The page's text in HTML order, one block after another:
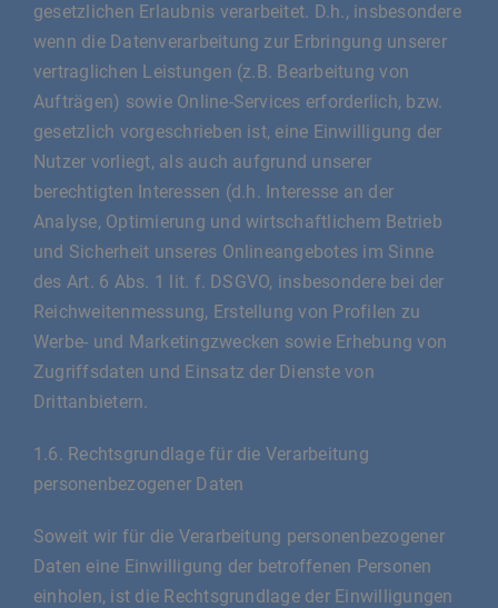
gesetzlichen Erlaubnis verarbeitet. D.h., insbesondere
wenn die Datenverarbeitung zur Erbringung unserer
vertraglichen Leistungen (z.B. Bearbeitung von
Aufträgen) sowie Online-Services erforderlich, bzw.
gesetzlich vorgeschrieben ist, eine Einwilligung der
Nutzer vorliegt, als auch aufgrund unserer
berechtigten Interessen (d.h. Interesse an der
Analyse, Optimierung und wirtschaftlichem Betrieb
und Sicherheit unseres Onlineangebotes im Sinne
des Art. 6 Abs. 1 lit. f. DSGVO, insbesondere bei der
Reichweitenmessung, Erstellung von Profilen zu
Werbe- und Marketingzwecken sowie Erhebung von
Zugriffsdaten und Einsatz der Dienste von
Drittanbietern.
1.6. Rechtsgrundlage für die Verarbeitung
personenbezogener Daten
Soweit wir für die Verarbeitung personenbezogener
Daten eine Einwilligung der betroffenen Personen
einholen, ist die Rechtsgrundlage der Einwilligungen